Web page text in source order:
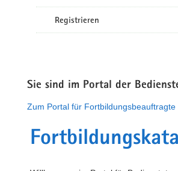
Registrieren
Sie sind im Portal der
Zum Portal für Fortbildungsbeauftragte